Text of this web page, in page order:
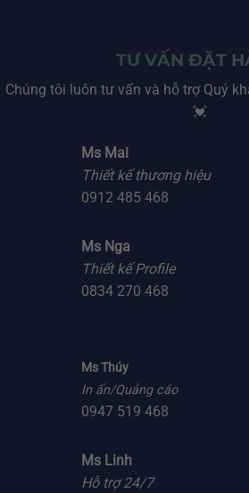
TƯ VẤN ĐẶT
Chúng tôi luôn tư vấn và hỗ trợ Quý
💓
Ms Mai
Thiết kế thương hiệu
0912 485 468
Ms Nga
Thiết kế Profile
0834 270 468
Ms Thúy
In ấn/Quảng cáo
0947 519 468
Ms Linh
Hỗ trợ 24/7